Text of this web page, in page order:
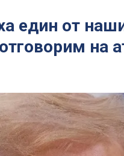
един от
на